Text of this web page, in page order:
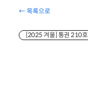
← 목록으로
[2025 겨울] 통권 210호